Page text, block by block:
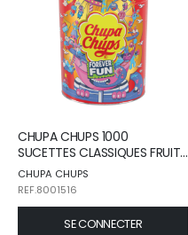
CHUPA CHUPS 1000
SUCETTES CLASSIQUES FRUITS
CHUPA CHUPS BOITE METAL
12KG /1
CHUPA CHUPS
REF.8001516
SE CONNECTER